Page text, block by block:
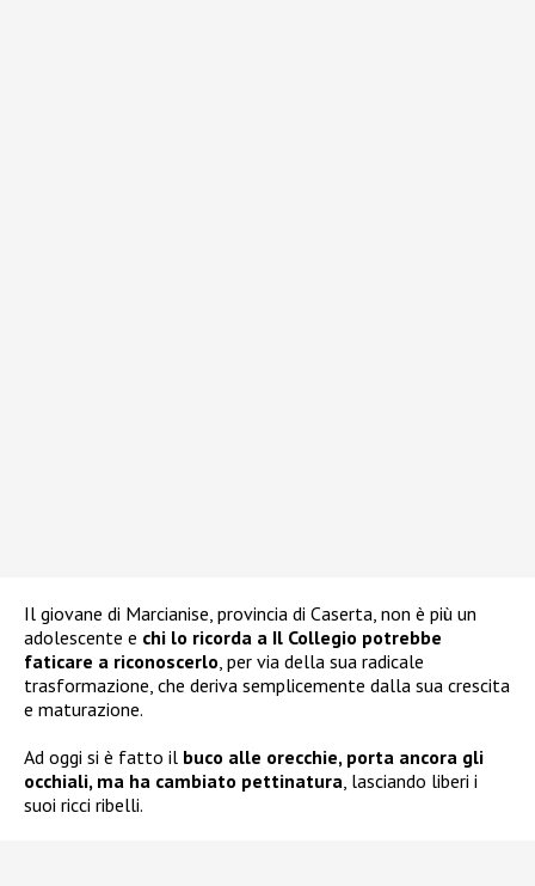
Il giovane di Marcianise, provincia di Caserta, non è più un
adolescente e chi lo ricorda a Il Collegio potrebbe
faticare a riconoscerlo, per via della sua radicale
trasformazione, che deriva semplicemente dalla sua crescita
e maturazione.
Ad oggi si è fatto il buco alle orecchie, porta ancora gli
occhiali, ma ha cambiato pettinatura, lasciando liberi i
suoi ricci ribelli.